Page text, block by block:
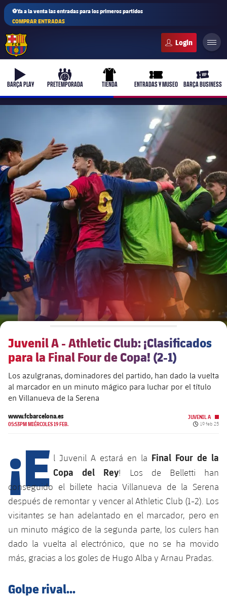
⚽Ya a la venta las entradas para los primeros partidos
COMPRAR ENTRADAS
b-play
BARÇA PLAY
culers-ball
PRETEMPORADA
uniform
TIENDA
ticket-full
ENTRADAS Y MUSEO
ticket-
BARÇA BUSINESS
plusicon
más
Junta Directiva
Estructura ejecutiva
chevron-right
label.aria.chevronright
Órganos
Documents
chevron-right
label.aria.chevronright
Comisiones y órganos
chevron-right
label.aria.chevronright
plusicon
más
Barça Academy
Más que un club
Masia 360
La Masia
plusicon
más
Década a década
Jugadores de leyenda
Entrenadores
Centro de documentación
plusicon
más
Instalaciones
Spotify Camp Nou
Juvenil A - Athletic Club: ¡Clasificados
para la Final Four de Copa! (2-1)
Los azulgranas, dominadores del partido, han dado la vuelta
al marcador en un minuto mágico para luchar por el título
en Villanueva de la Serena
www.fcbarcelona.es
05:53PM MIÉRCOLES 19 FEB.
JUVENIL A
Fecha de
19 feb 25
¡E l Juvenil A estará en la Final Four de la
Copa del Rey! Los de Belletti han
conseguido el billete hacia Villanueva de la Serena
después de remontar y vencer al Athletic Club (1-2). Los
visitantes se han adelantado en el marcador, pero en
un minuto mágico de la segunda parte, los culers han
dado la vuelta al electrónico, que no se ha movido
más, gracias a los goles de Hugo Alba y Arnau Pradas.
Golpe rival...